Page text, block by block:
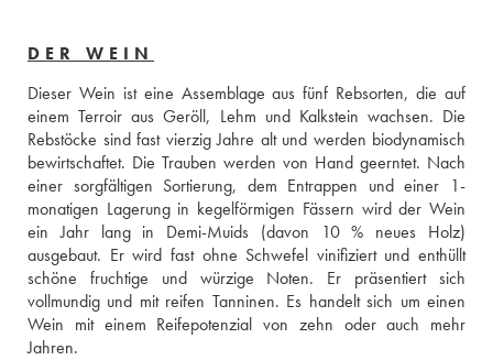
DER WEIN
Dieser Wein ist eine Assemblage aus fünf Rebsorten, die auf
einem Terroir aus Geröll, Lehm und Kalkstein wachsen. Die
Rebstöcke sind fast vierzig Jahre alt und werden biodynamisch
bewirtschaftet. Die Trauben werden von Hand geerntet. Nach
einer sorgfältigen Sortierung, dem Entrappen und einer 1-
monatigen Lagerung in kegelförmigen Fässern wird der Wein
ein Jahr lang in Demi-Muids (davon 10 % neues Holz)
ausgebaut. Er wird fast ohne Schwefel vinifiziert und enthüllt
schöne fruchtige und würzige Noten. Er präsentiert sich
vollmundig und mit reifen Tanninen. Es handelt sich um einen
Wein mit einem Reifepotenzial von zehn oder auch mehr
Jahren.